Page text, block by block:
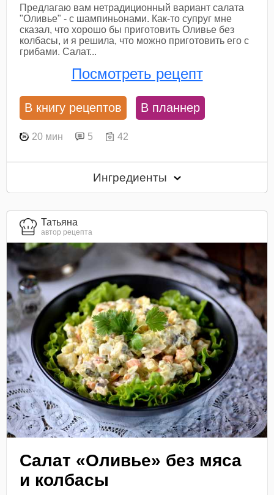
Предлагаю вам нетрадиционный вариант салата
"Оливье" - с шампиньонами. Как-то супруг мне
сказал, что хорошо бы приготовить Оливье без
колбасы, и я решила, что можно приготовить его с
грибами. Салат...
Посмотреть рецепт
В книгу рецептов В планнер
20 мин 5 42
Ингредиенты
Татьяна
автор рецепта
Салат «Оливье» без мяса
и колбасы